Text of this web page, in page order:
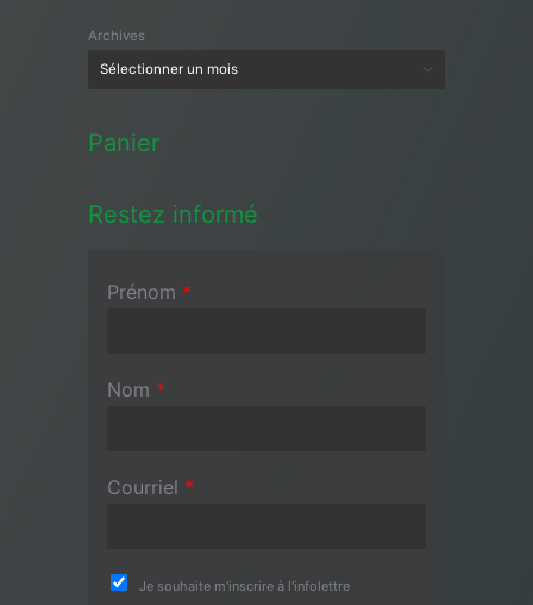
Archives
Panier
Restez informé
Prénom *
Nom *
Courriel *
Je souhaite m'inscrire à l'infolettre